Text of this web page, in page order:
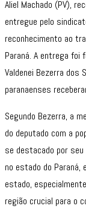
Aliel Machado (PV),
entregue pelo
reconhecimento ao
Paraná. A entrega foi
Valdenei Bezerra dos
paranaenses
Segundo Bezerra, a
do deputado com a
se destacado por seu
no estado do Paraná,
estado,
região crucial para o